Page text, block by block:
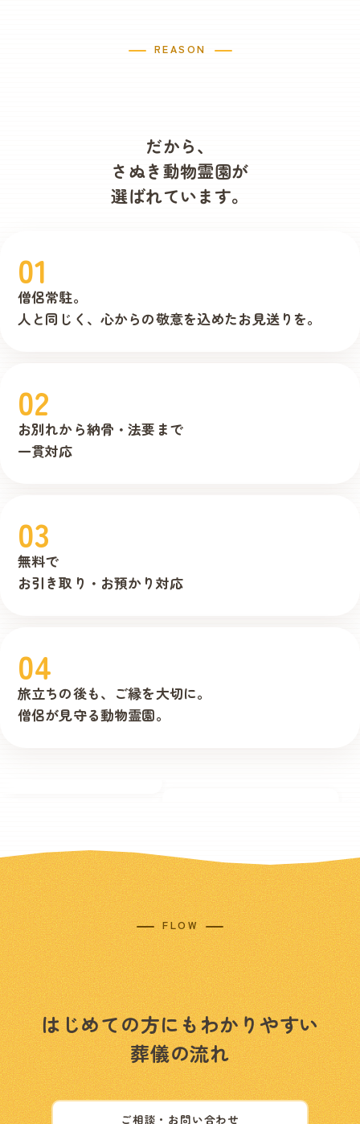
REASON
だから、
さぬき動物霊園が
選ばれています。
01
僧侶常駐。
人と同じく、 心からの敬意を込めたお見送りを。
02
お別れから納骨・法要まで
一貫対応
03
無料で
お引き取り・ お預かり対応
04
旅立ちの後も、 ご縁を大切に。
僧侶が見守る動物霊園。
FLOW
はじめての方にもわかりやすい
葬儀の流れ
ご相談・お問い合わせ